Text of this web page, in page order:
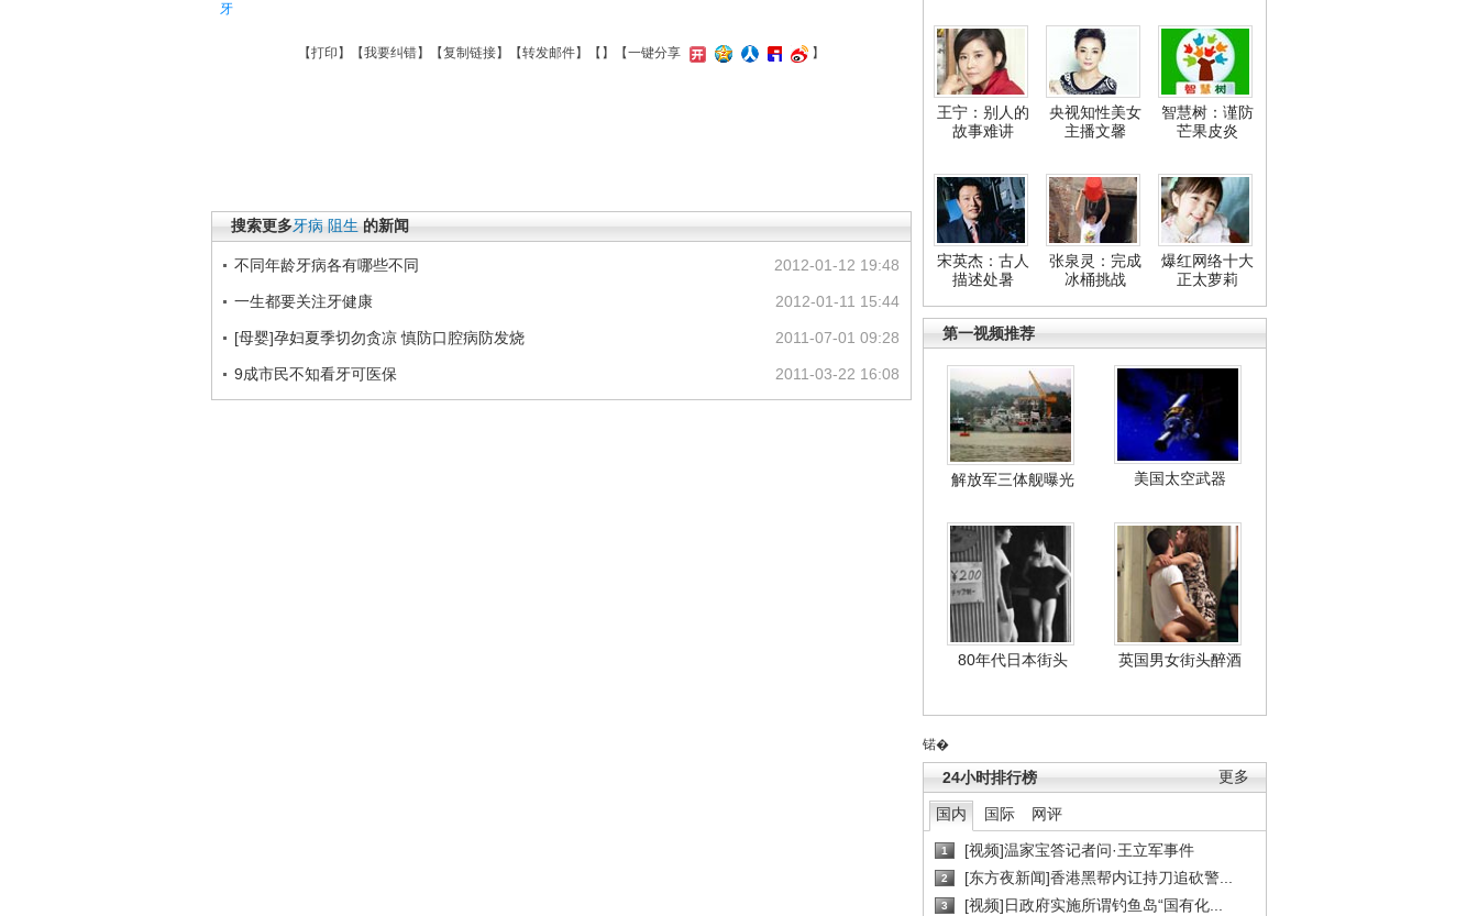
王宁：别人的
故事难讲
央视知性美女
主播文馨
智慧树：谨防
芒果皮炎
宋英杰：古人
描述处暑
张泉灵：完成
冰桶挑战
爆红网络十大
正太萝莉
第一视频推荐
解放军三体舰曝光 美国太空武器
80年代日本街头 英国男女街头醉酒
锘�
更多
24小时排行榜
国内 国际 网评
1 [视频]温家宝答记者问·王立军事件
2 [东方夜新闻]香港黑帮内讧持刀追砍警...
3 [视频]日政府实施所谓钓鱼岛“国有化...
牙
【打印 】【我要纠错】【复制链接】【转发邮件】【 】 【一键分享 】
搜索更多牙病 阻生 的新闻
2012-01-12 19:48
不同年龄牙病各有哪些不同
2012-01-11 15:44
一生都要关注牙健康
2011-07-01 09:28
[母婴]孕妇夏季切勿贪凉 慎防口腔病防发烧
2011-03-22 16:08
9成市民不知看牙可医保